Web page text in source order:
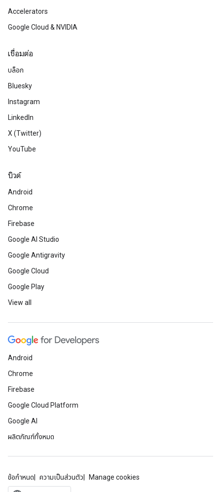
Accelerators
Google Cloud & NVIDIA
เชื่อมต่อ
บล็อก
Bluesky
Instagram
LinkedIn
X (Twitter)
YouTube
บิวด์
Android
Chrome
Firebase
Google AI Studio
Google Antigravity
Google Cloud
Google Play
View all
Android
Chrome
Firebase
Google Cloud Platform
Google AI
ผลิตภัณฑ์ทั้งหมด
ข้อกำหนด ความเป็นส่วนตัว Manage cookies